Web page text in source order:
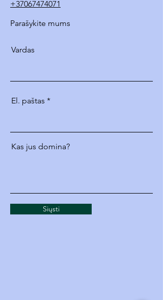
+37067474071
Parašykite mums
Vardas
El. paštas
Kas jus domina?
Siųsti